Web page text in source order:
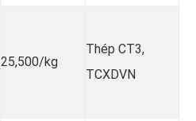
25,500/kg
Thép CT3,
TCXDVN